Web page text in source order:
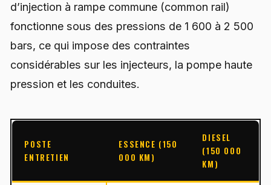
d’injection à rampe commune (common rail)
fonctionne sous des pressions de 1 600 à 2 500
bars, ce qui impose des contraintes
considérables sur les injecteurs, la pompe haute
pression et les conduites.
POSTE
ENTRETIEN
ESSENCE (150
000 KM)
DIESEL
(150 000
KM)